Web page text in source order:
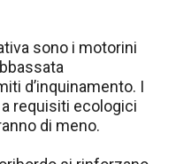
sono i motorini
d’inquinamento. I
requisiti ecologici
di meno.